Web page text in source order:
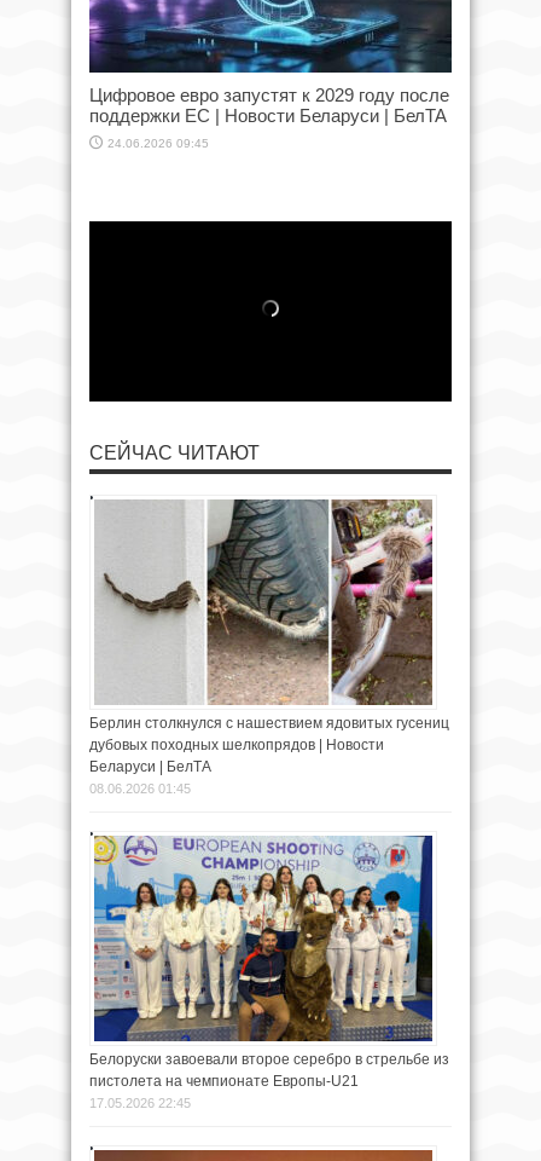
Цифровое евро запустят к 2029 году после
поддержки ЕС | Новости Беларуси | БелТА
24.06.2026 09:45
СЕЙЧАС ЧИТАЮТ
Берлин столкнулся с нашествием ядовитых гусениц
дубовых походных шелкопрядов | Новости
Беларуси | БелТА
08.06.2026 01:45
Белоруски завоевали второе серебро в стрельбе из
пистолета на чемпионате Европы-U21
17.05.2026 22:45